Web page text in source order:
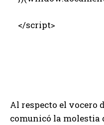
</script>
Al respecto el vocero
comunicó la molestia